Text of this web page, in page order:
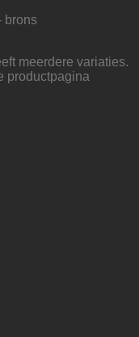
brons
meerdere variaties.
productpagina